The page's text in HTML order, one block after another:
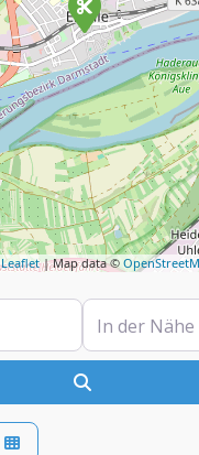
Leaflet| Map data ©
In der Nähe